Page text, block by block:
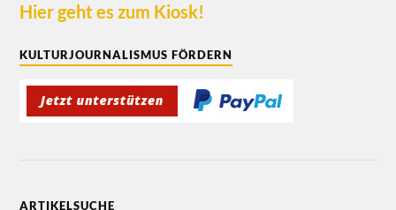
Hier geht es zum Kiosk!
KULTURJOURNALISMUS FÖRDERN
ARTIKELSUCHE